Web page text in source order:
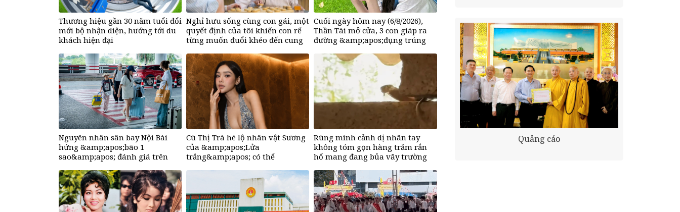
Thương hiệu gần 30 năm tuổi đổi
mới bộ nhận diện, hướng tới du
khách hiện đại
Nghỉ hưu sống cùng con gái, một
quyết định của tôi khiến con rể
từng muốn đuổi khéo đến cung
Cuối ngày hôm nay (6/8/2026),
Thần Tài mở cửa, 3 con giáp ra
đường &amp;apos;đụng trúng
đếm tiền, giàu nứt đố đổ vách
Nguyên nhân sân bay Nội Bài
hứng &amp;apos;bão 1
sao&amp;apos; đánh giá trên
Cù Thị Trà hé lộ nhân vật Sương
của &amp;apos;Lửa
trắng&amp;apos; có thể
Rùng mình cảnh dị nhân tay
không tóm gọn hàng trăm rắn
hổ mang đang bủa vây trường
Quảng cáo